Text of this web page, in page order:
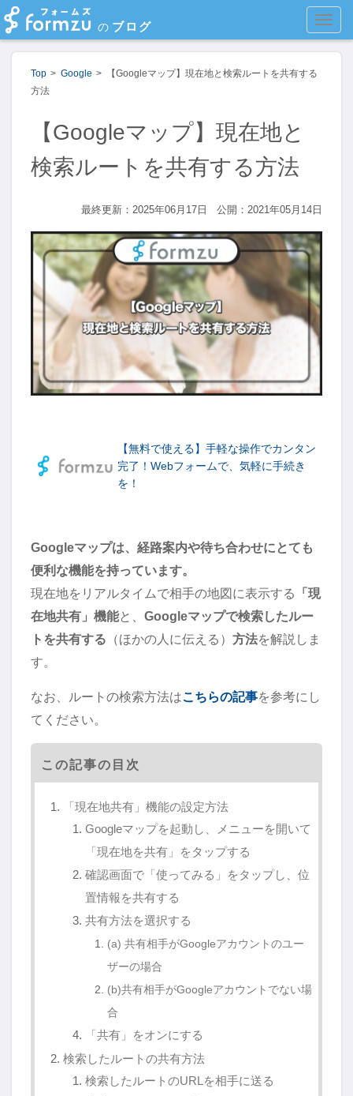
の ブログ
Top Google
【Googleマップ】現在地と検索ルートを共有する
方法
【Googleマップ】現在地と
検索ルートを共有する方法
最終更新：2025年06月17日 公開：2021年05月14日
【無料で使える】手軽な操作でカンタン
完了！Webフォームで、気軽に手続き
を！
Googleマップは、経路案内や待ち合わせにとても
便利な機能を持っています。
現在地をリアルタイムで相手の地図に表示する
「現
在地共有」機能と、 Googleマップで検索したルー
トを共有する （ほかの人に伝える） 方法を解説しま
す。
なお、ルートの検索方法はこちらの記事を参考にし
てください。
この記事の目次
「現在地共有」機能の設定方法
Googleマップを起動し、メニューを開いて
「現在地を共有」をタップする
確認画面で「使ってみる」をタップし、位
置情報を共有する
共有方法を選択する
(a) 共有相手がGoogleアカウントのユー
ザーの場合
(b)共有相手がGoogleアカウントでない場
合
「共有」をオンにする
検索したルートの共有方法
検索したルートのURLを相手に送る